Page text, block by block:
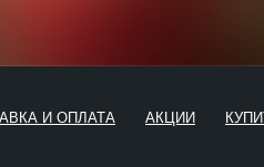
И ОПЛАТА АКЦИИ